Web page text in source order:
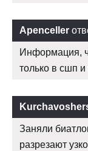
Apenceller
Информация,
только в сшп и
Заняли
разрезают